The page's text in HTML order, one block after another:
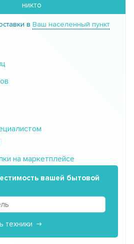
никто
в Ваш населенный пункт
на маркетплейсе
вашей бытовой
техники